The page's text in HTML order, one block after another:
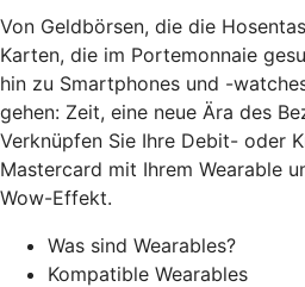
Von Geldbörsen, die die
Karten, die im Portemonnaie
hin zu Smartphones und -
gehen: Zeit, eine neue Ära des
Verknüpfen Sie Ihre Debit- oder
Mastercard mit Ihrem Wearable
Wow-Effekt.
Was sind Wearables?
Kompatible Wearables